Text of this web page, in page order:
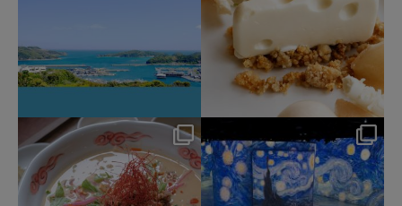
hotel_jalcity
Jul 22
207 1
hotel_jalcity
Jul 9
260 0